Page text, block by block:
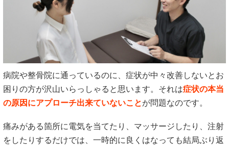
病院や整骨院に通っているのに、症状が中々改善しないとお
困りの方が沢山いらっしゃると思います。それは症状の本当
の原因にアプローチ出来ていないことが問題なのです。
痛みがある箇所に電気を当てたり、マッサージしたり、注射
をしたりするだけでは、一時的に良くはなっても結局ぶり返